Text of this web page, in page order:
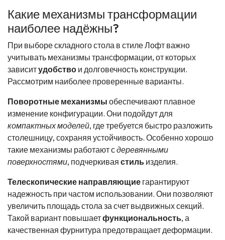
Какие механизмы трансформации
наиболее надёжны?
При выборе складного стола в стиле Лофт важно
учитывать механизмы трансформации, от которых
зависитудобство и долговечность конструкции.
Рассмотрим наиболее проверенные варианты.
Поворотные механизмы обеспечивают плавное
изменение конфигурации. Они подойдут для
компактных моделей, где требуется быстро разложить
столешницу, сохраняя устойчивость. Особенно хорошо
такие механизмы работают сдеревянными
поверхностями, подчеркивая стиль изделия.
Телескопические направляющие гарантируют
надежность при частом использовании. Они позволяют
увеличить площадь стола за счет выдвижных секций.
Такой вариант повышаетфункциональность, а
качественная фурнитура предотвращает деформации.